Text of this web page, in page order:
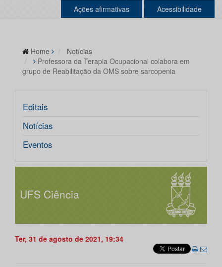
Ações afirmativas Acessibilidade
Home
Notícias
Professora da Terapia Ocupacional colabora em
grupo de Reabilitação da OMS sobre sarcopenia
Editais
Notícias
Eventos
UFS Ciência
Ter, 31 de agosto de 2021, 19:34